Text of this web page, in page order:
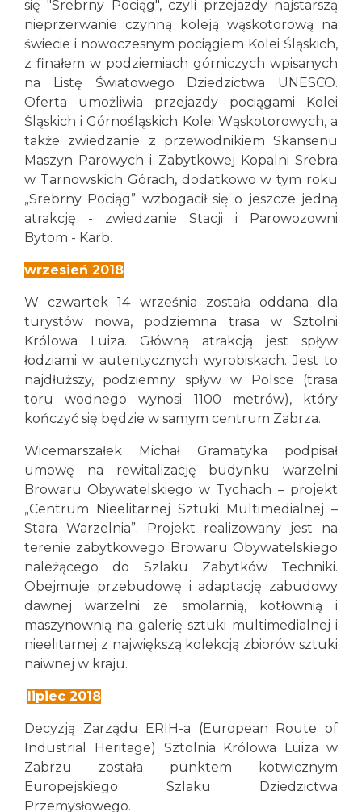
się "Srebrny Pociąg", czyli przejazdy najstarszą
nieprzerwanie czynną koleją wąskotorową na
świecie i nowoczesnym pociągiem Kolei Śląskich,
z finałem w podziemiach górniczych wpisanych
na Listę Światowego Dziedzictwa UNESCO.
Oferta umożliwia przejazdy pociągami Kolei
Śląskich i Górnośląskich Kolei Wąskotorowych, a
także zwiedzanie z przewodnikiem Skansenu
Maszyn Parowych i Zabytkowej Kopalni Srebra
w Tarnowskich Górach, dodatkowo w tym roku
„Srebrny Pociąg” wzbogacił się o jeszcze jedną
atrakcję - zwiedzanie Stacji i Parowozowni
Bytom - Karb.
wrzesień 2018
W czwartek 14 września została oddana dla
turystów nowa, podziemna trasa w Sztolni
Królowa Luiza. Główną atrakcją jest spływ
łodziami w autentycznych wyrobiskach. Jest to
najdłuższy, podziemny spływ w Polsce (trasa
toru wodnego wynosi 1100 metrów), który
kończyć się będzie w samym centrum Zabrza.
Wicemarszałek Michał Gramatyka podpisał
umowę na rewitalizację budynku warzelni
Browaru Obywatelskiego w Tychach – projekt
„Centrum Nieelitarnej Sztuki Multimedialnej –
Stara Warzelnia”. Projekt realizowany jest na
terenie zabytkowego Browaru Obywatelskiego
należącego do Szlaku Zabytków Techniki.
Obejmuje przebudowę i adaptację zabudowy
dawnej warzelni ze smolarnią, kotłownią i
maszynownią na galerię sztuki multimedialnej i
nieelitarnej z największą kolekcją zbiorów sztuki
naiwnej w kraju.
lipiec 2018
Decyzją Zarządu ERIH-a (European Route of
Industrial Heritage) Sztolnia Królowa Luiza w
Zabrzu została punktem kotwicznym
Europejskiego Szlaku Dziedzictwa
Przemysłowego.